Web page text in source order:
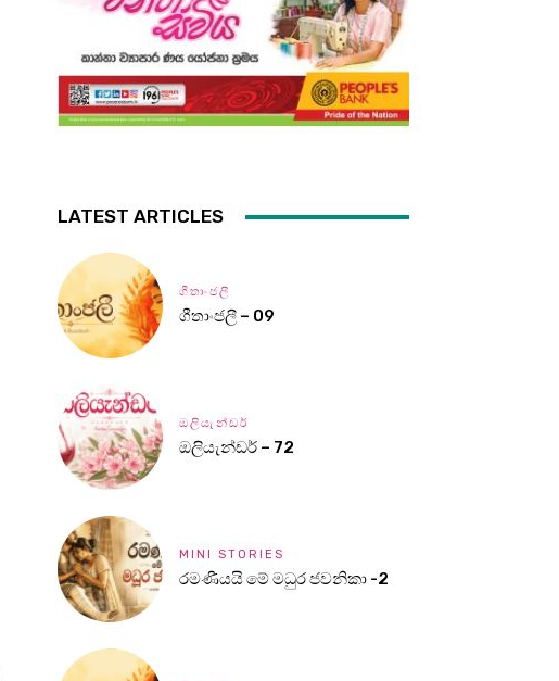
LATEST ARTICLES
ගීතාංජලී
ගීතාංජලී – 09
ඔලියැන්ඩර්
ඔලියැන්ඩර් – 72
MINI STORIES
රමණීයයි මේ මධුර ජවනිකා -2